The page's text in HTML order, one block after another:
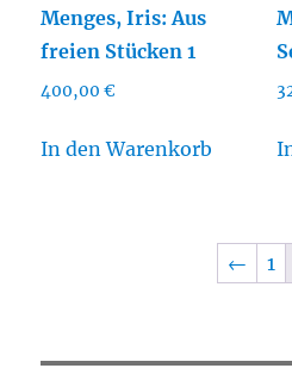
Menges, Iris: Aus
freien Stücken 1
400,00€
In den Warenkorb
← 1